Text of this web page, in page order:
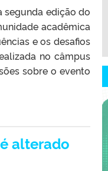
segunda edição do
acadêmica
e os desafios
no câmpus
sobre o evento
alterado